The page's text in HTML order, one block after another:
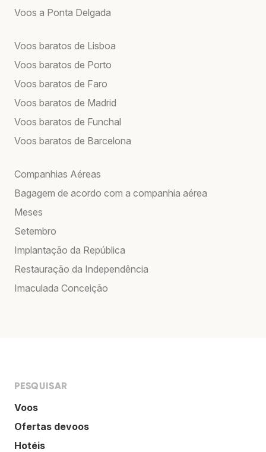
Voos a Ponta Delgada
Voos baratos de Lisboa
Voos baratos de Porto
Voos baratos de Faro
Voos baratos de Madrid
Voos baratos de Funchal
Voos baratos de Barcelona
Companhias Aéreas
Bagagem de acordo com a companhia aérea
Meses
Setembro
Implantação da República
Restauração da Independência
Imaculada Conceição
PESQUISAR
Voos
Ofertas devoos
Hotéis